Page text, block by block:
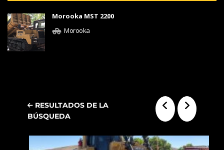
Morooka MST 2200
Morooka
RESULTADOS DE LA
BÚSQUEDA